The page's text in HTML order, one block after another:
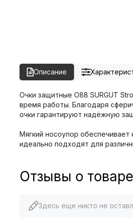
Описание
Очки защитные О88 SURGUT
время работы. Благодаря
очки гарантируют надёжную
Мягкий носоупор
идеально подходят для
Отзывы о товаре
Здесь еще никто не